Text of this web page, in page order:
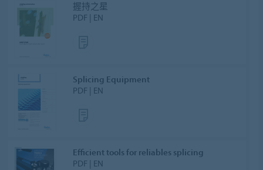
握持之星
PDF | EN
Splicing Equipment
PDF | EN
Efficient tools for reliables splicing
PDF | EN